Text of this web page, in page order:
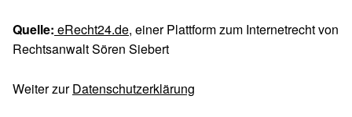
Quelle: eRecht24.de, einer Plattform zum Internetrecht von
Rechtsanwalt Sören Siebert
Weiter zurDatenschutzerklärung